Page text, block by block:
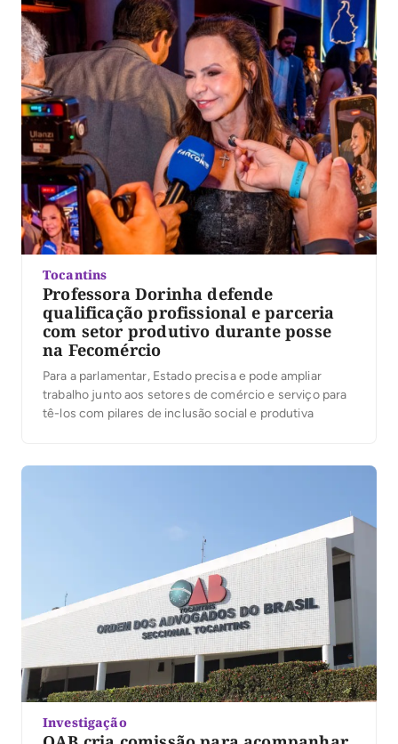
Tocantins
Professora Dorinha defende
qualificação profissional e parceria
com setor produtivo durante posse
na Fecomércio
Para a parlamentar, Estado precisa e pode ampliar
trabalho junto aos setores de comércio e serviço para
tê-los com pilares de inclusão social e produtiva
Investigação